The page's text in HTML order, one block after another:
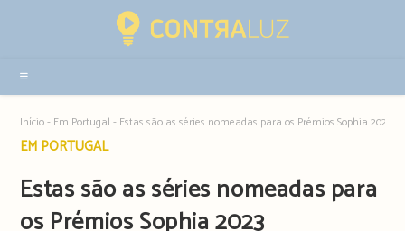
sidebar
Início- Em Portugal - Estas são as séries nomeadas para os Prémios Sophia 2023
Post
EM PORTUGAL
Estas são as séries nomeadas para
os Prémios Sophia 2023